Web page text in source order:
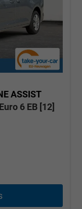
ASSIST
6 EB [12]